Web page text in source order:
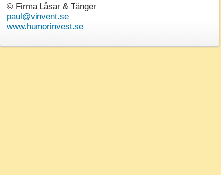
© Firma Låsar & Tänger
paul@vinvent.se
www.humorinvest.se